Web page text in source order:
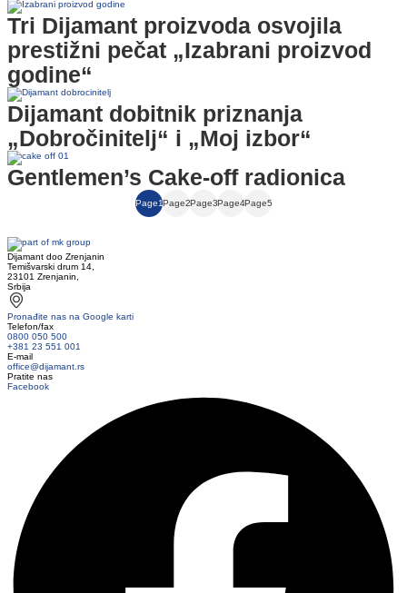
Tri Dijamant proizvoda osvojila
prestižni pečat „Izabrani proizvod
godine“
Dijamant dobitnik priznanja
„Dobročinitelj“ i „Moj izbor“
Gentlemen’s Cake‑off radionica
Page1Page2Page3Page4Page5
Dijamant doo Zrenjanin
Temišvarski drum 14,
23101 Zrenjanin,
Srbija
Pronađite nas na Google karti
Telefon/fax
0800 050 500
+381 23 551 001
E-mail
office@dijamant.rs
Pratite nas
Facebook